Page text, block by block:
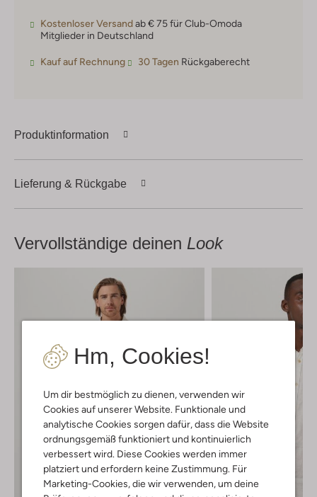
Hm, Cookies!
Um dir bestmöglich zu dienen, verwenden wir
Cookies auf unserer Website. Funktionale und
analytische Cookies sorgen dafür, dass die Website
ordnungsgemäß funktioniert und kontinuierlich
verbessert wird. Diese Cookies werden immer
platziert und erfordern keine Zustimmung. Für
Marketing-Cookies, die wir verwenden, um deine
Kostenloser Versandab € 75 für Club-Omoda
Mitglieder in Deutschland
Kauf auf Rechnung 30 Tagen Rückgaberecht
Produktinformation
Lieferung & Rückgabe
Vervollständige deinen Look